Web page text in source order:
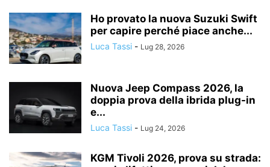
Ho provato la nuova Suzuki Swift
per capire perché piace anche...
Luca Tassi - Lug 28, 2026
Nuova Jeep Compass 2026, la
doppia prova della ibrida plug-in
e...
Luca Tassi - Lug 24, 2026
KGM Tivoli 2026, prova su strada: